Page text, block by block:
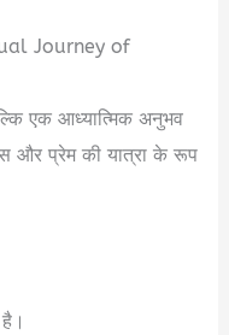
Journey of
एक आध्यात्मिक अनुभव
और प्रेम की यात्रा के रूप